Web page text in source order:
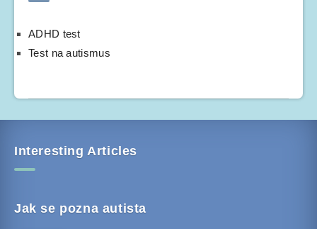
ADHD test
Test na autismus
Interesting Articles
Jak se pozna autista